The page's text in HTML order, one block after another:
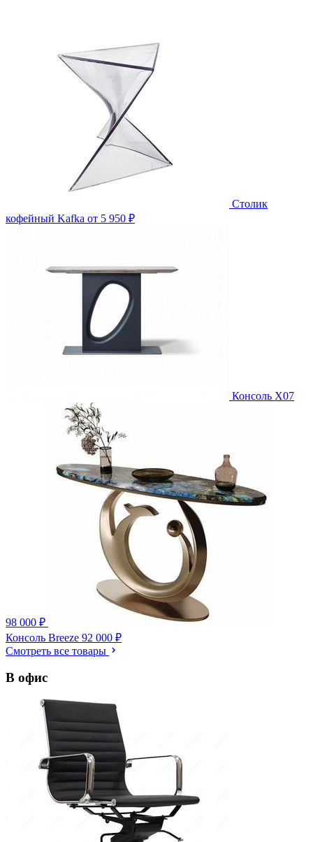
Столик
кофейный Kafka от 5 950 ₽
Консоль X07
98 000 ₽
Консоль Breeze 92 000 ₽
Смотреть все товары
В офис